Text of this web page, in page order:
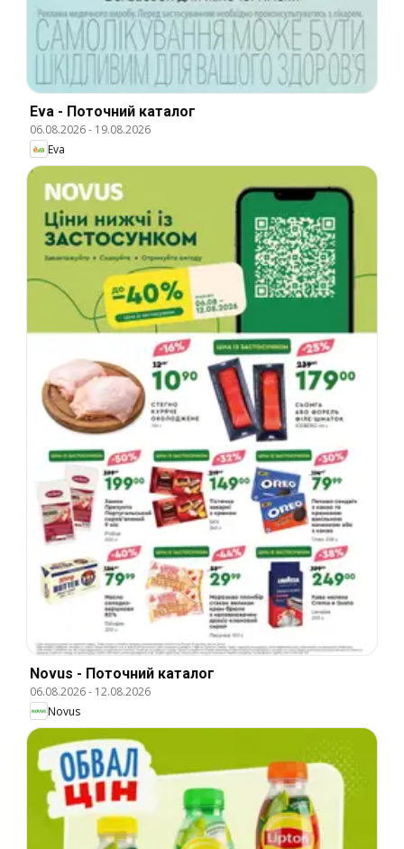
Eva - Поточний каталог
06.08.2026- 19.08.2026
Eva
Novus - Поточний каталог
06.08.2026- 12.08.2026
Novus